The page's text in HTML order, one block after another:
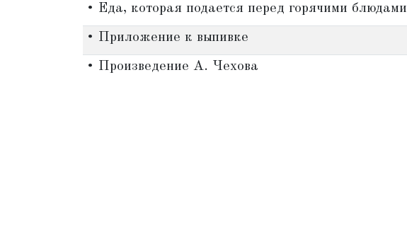
• Еда, которая подается перед горячими блюдами
• Приложение к выпивке
• Произведение А. Чехова